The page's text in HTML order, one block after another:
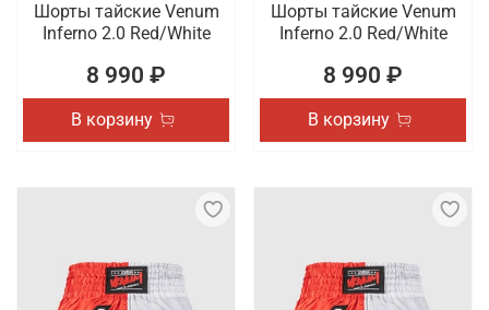
Шорты тайские Venum
Inferno 2.0 Red/White
8 990 ₽
В корзину
Шорты тайские Venum
Inferno 2.0 Red/White
8 990 ₽
В корзину